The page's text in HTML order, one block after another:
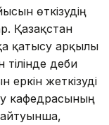
өткізудің
Қазақстан
қатысу арқылы
әдеби
еркін жеткізуді
кафедрасының
айтуынша,